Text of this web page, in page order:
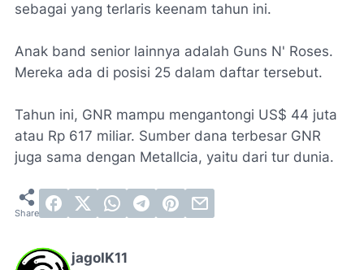
sebagai yang terlaris keenam tahun ini.
Anak band senior lainnya adalah Guns N' Roses.
Mereka ada di posisi 25 dalam daftar tersebut.
Tahun ini, GNR mampu mengantongi US$ 44 juta
atau Rp 617 miliar. Sumber dana terbesar GNR
juga sama dengan Metallcia, yaitu dari tur dunia.
jagoIK11